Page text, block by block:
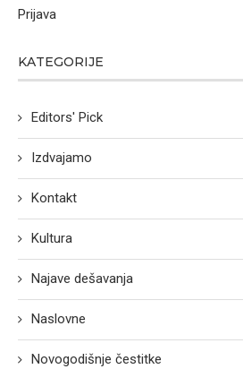
Prijava
KATEGORIJE
Editors' Pick
Izdvajamo
Kontakt
Kultura
Najave dešavanja
Naslovne
Novogodišnje čestitke